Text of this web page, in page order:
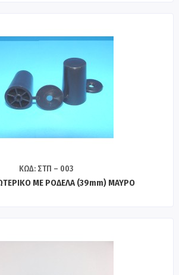
ΚΩΔ: ΣΤΠ – 003
ΜΕ ΡΟΔΕΛΑ (39mm) ΜΑΥΡΟ